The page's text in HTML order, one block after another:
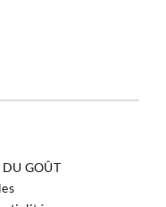
GOÛT